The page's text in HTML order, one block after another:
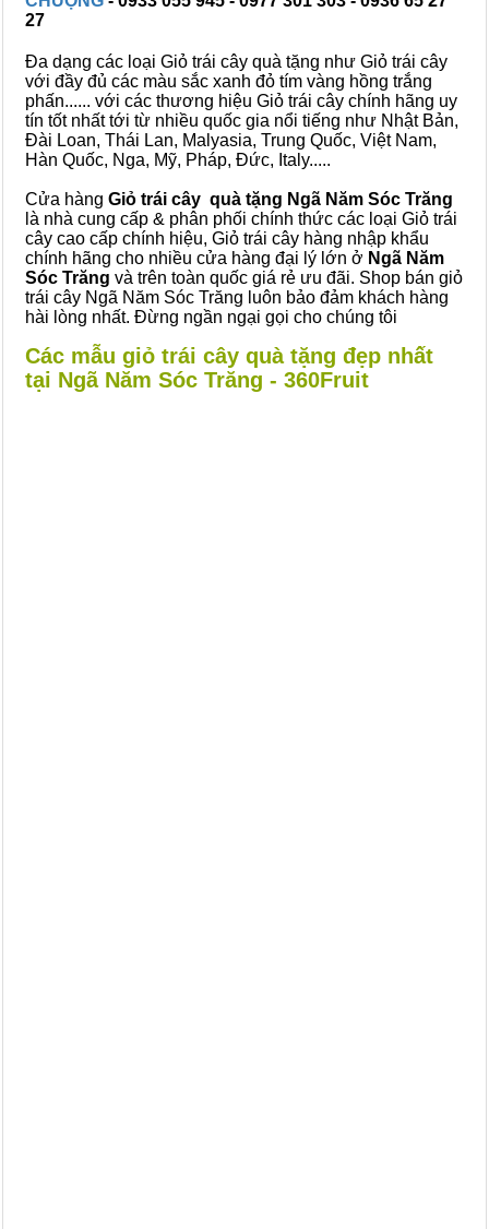
27
Đa dạng các loại Giỏ trái cây quà tặng như Giỏ trái cây
với đầy đủ các màu sắc xanh đỏ tím vàng hồng trắng
phấn...... với các thương hiệu Giỏ trái cây chính hãng uy
tín tốt nhất tới từ nhiều quốc gia nổi tiếng như Nhật Bản,
Đài Loan, Thái Lan, Malyasia, Trung Quốc, Việt Nam,
Hàn Quốc, Nga, Mỹ, Pháp, Đức, Italy.....
Cửa hàng Giỏ trái cây quà tặng Ngã Năm Sóc Trăng
là nhà cung cấp & phân phối chính thức các loại Giỏ trái
cây cao cấp chính hiệu, Giỏ trái cây hàng nhập khẩu
chính hãng cho nhiều cửa hàng đại lý lớn ở Ngã Năm
Sóc Trăng và trên toàn quốc giá rẻ ưu đãi. Shop bán giỏ
trái cây Ngã Năm Sóc Trăng luôn bảo đảm khách hàng
hài lòng nhất. Đừng ngần ngại gọi cho chúng tôi
Các mẫu giỏ trái cây quà tặng đẹp nhất
tại Ngã Năm Sóc Trăng - 360Fruit